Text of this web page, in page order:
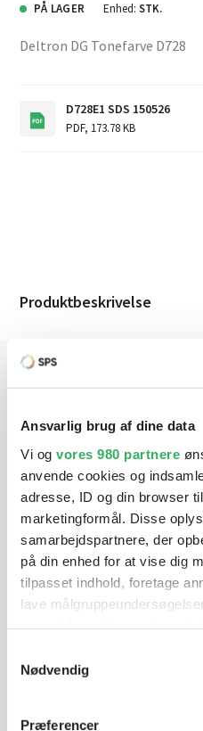
Ansvarlig brug af dine data
Vi og vores 980 partnere
anvende cookies og
adresse, ID og din browser
marketingformål. Disse
samarbejdspartnere, der
på din enhed for at vise dig
tilpasset indhold, foretage
lave
tilbage eller ændre
"Cookiedeklaration", eller
Nødvendig
Præferencer
PÅ LAGER Enhed: STK.
Deltron DG Tonefarve D728
D728E1 SDS 150526
PDF, 173.78 KB
Produktbeskrivelse
klar ved telefonen
Vi tilbyder et bredt
autolakering. Lige meget om
en sprøjtepistol eller om du
blandeanlægsløsning, kan vi
Mandag - Torsdag
Fredag